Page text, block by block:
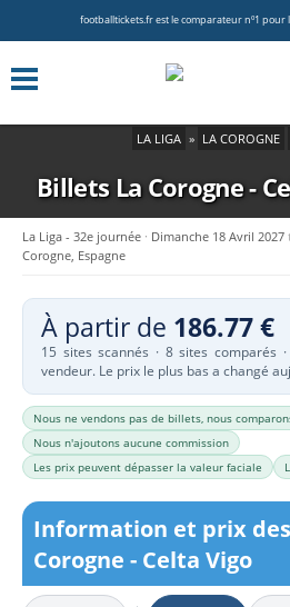
footballtickets.fr est le comparateur nº1 pour
LA LIGA » LA COROGNE
Billets La Corogne -
La Liga - 32e journée Dimanche 18 Avril 2027
Corogne, Espagne
À partir de 186.77 €
15 sites scannés · 8 sites comparés
vendeur. Le prix le plus bas a changé
Nous ne vendons pas de billets, nous
Nous n'ajoutons aucune commission
Les prix peuvent dépasser la valeur faciale
Information et prix
Corogne - Celta Vigo